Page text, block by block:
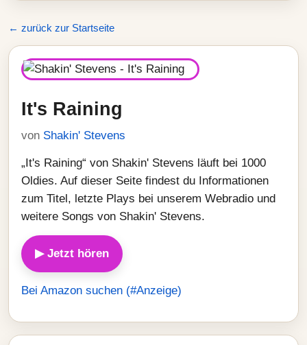
← zurück zur Startseite
It's Raining
von Shakin' Stevens
„It's Raining“ von Shakin' Stevens läuft bei 1000
Oldies. Auf dieser Seite findest du Informationen
zum Titel, letzte Plays bei unserem Webradio und
weitere Songs von Shakin' Stevens.
▶ Jetzt hören
Bei Amazon suchen (#Anzeige)